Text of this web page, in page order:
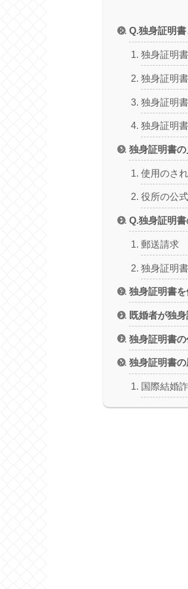
Q.独身証明
独身証明
独身証明
独身証明
独身証明
独身証明書
使用のさ
役所の公
Q.独身証明
郵送請求
独身証明
独身証明書
既婚者が独
独身証明書
独身証明書の
国際結婚